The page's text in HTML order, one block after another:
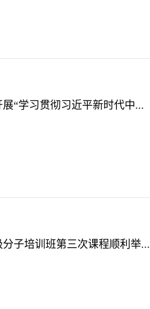
“学习贯彻习近平新时代中...
子培训班第三次课程顺利举...